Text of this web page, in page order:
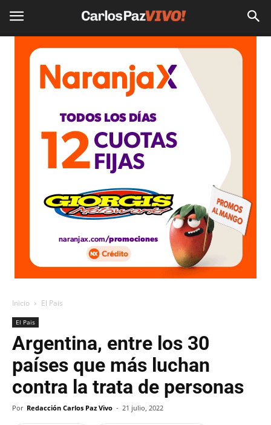
Inicio El Pais
El Pais
Argentina, entre los 30
países que más luchan
contra la trata de personas
Por Redacción Carlos Paz Vivo - 21 julio, 2022